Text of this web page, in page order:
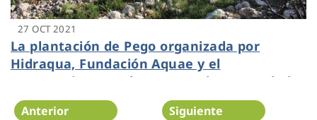
27 OCT 2021
La plantación de Pego organizada por
Hidraqua, Fundación Aquae y el
Ayuntamiento ya ha capturado 30 toneladas
de CO2
Anterior Siguiente